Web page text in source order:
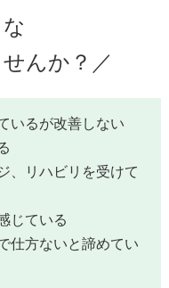
んか？／
いるが改善しない
、リハビリを受けて
じている
仕方ないと諦めてい